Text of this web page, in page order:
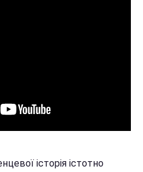
історія істотно